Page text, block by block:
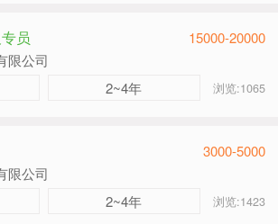
员
15000-20000
限公司
2~4年 浏览:1065
3000-5000
限公司
2~4年 浏览:1423